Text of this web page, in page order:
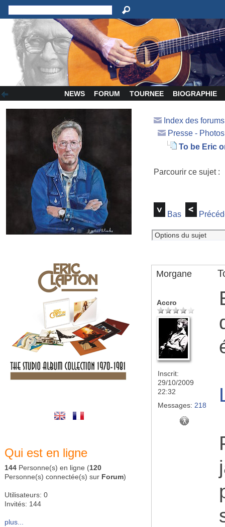
NEWS FORUM TOURNEE BIOGRAPHIE
Qui est en ligne
144 Personne(s) en ligne (120
Personne(s) connectée(s) sur Forum)
Utilisateurs: 0
Invités: 144
plus...
Index des
Presse - Photos
To be Eric
Parcourir ce sujet
Bas
Morgane
Accro
Inscrit:
29/10/2009
22:32
Messages: 218